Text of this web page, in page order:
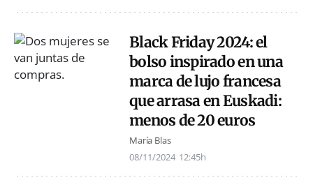
Black Friday 2024: el
bolso inspirado en una
marca de lujo francesa
que arrasa en Euskadi:
menos de 20 euros
María Blas
08/11/2024 12:45h